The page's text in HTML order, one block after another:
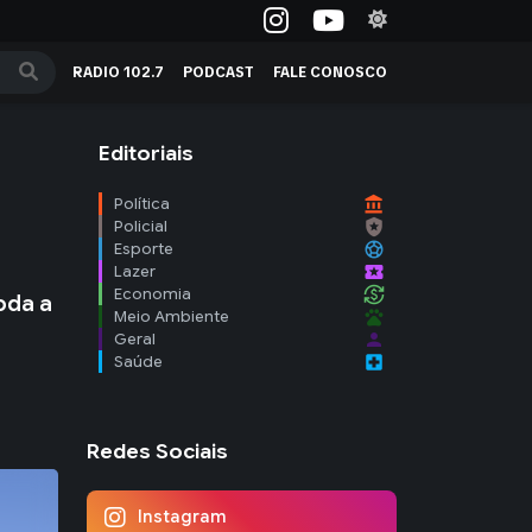
RADIO 102.7 PODCAST FALE CONOSCO
a
Editoriais
Política account_balance
Policial local_police
Esporte sports_soccer
Lazer local_activity
Economia currency_exchange
Meio Ambiente pets
Geral person
Saúde local_hospital
Redes Sociais
Instagram